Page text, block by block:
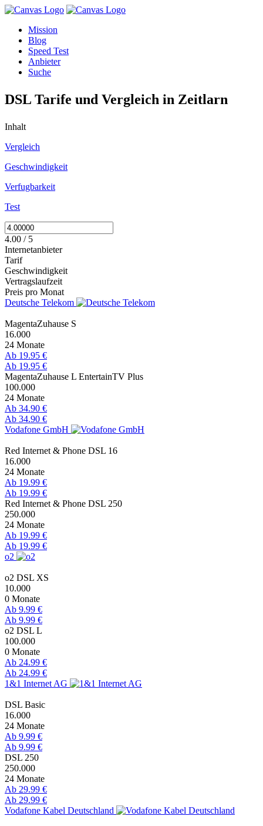
Mission
Blog
Speed Test
Anbieter
Suche
DSL Tarife und Vergleich in Zeitlarn
Inhalt
Vergleich
Geschwindigkeit
Verfugbarkeit
Test
4.00 / 5
Internetanbieter
Tarif
Geschwindigkeit
Vertragslaufzeit
Preis pro Monat
Deutsche Telekom
MagentaZuhause S
16.000
24 Monate
Ab 19.95 €
Ab 19.95 €
MagentaZuhause L EntertainTV Plus
100.000
24 Monate
Ab 34.90 €
Ab 34.90 €
Vodafone GmbH
Red Internet & Phone DSL 16
16.000
24 Monate
Ab 19.99 €
Ab 19.99 €
Red Internet & Phone DSL 250
250.000
24 Monate
Ab 19.99 €
Ab 19.99 €
o2
o2 DSL XS
10.000
0 Monate
Ab 9.99 €
Ab 9.99 €
o2 DSL L
100.000
0 Monate
Ab 24.99 €
Ab 24.99 €
1&1 Internet AG
DSL Basic
16.000
24 Monate
Ab 9.99 €
Ab 9.99 €
DSL 250
250.000
24 Monate
Ab 29.99 €
Ab 29.99 €
Vodafone Kabel Deutschland